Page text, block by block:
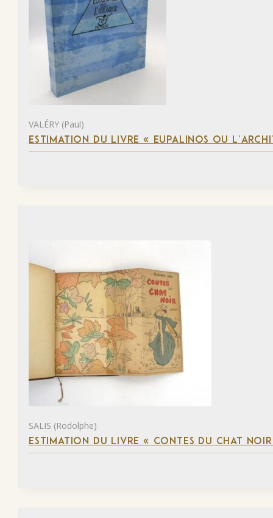
VALÉRY (Paul)
ESTIMATION DU LIVRE « EUPALINOS OU
SALIS (Rodolphe)
ESTIMATION DU LIVRE « CONTES DU CHAT